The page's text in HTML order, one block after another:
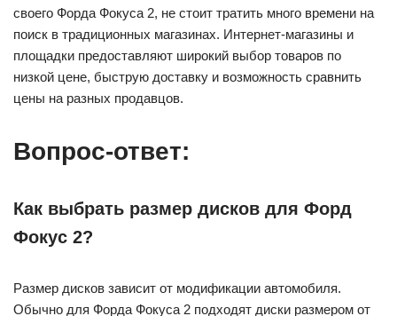
своего Форда Фокуса 2, не стоит тратить много времени на
поиск в традиционных магазинах. Интернет-магазины и
площадки предоставляют широкий выбор товаров по
низкой цене, быструю доставку и возможность сравнить
цены на разных продавцов.
Вопрос-ответ:
Как выбрать размер дисков для Форд
Фокус 2?
Размер дисков зависит от модификации автомобиля.
Обычно для Форда Фокуса 2 подходят диски размером от